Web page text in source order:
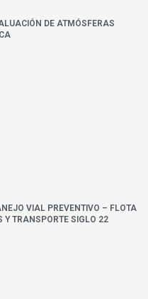
DE ATMÓSFERAS
VIAL PREVENTIVO – FLOTA
Y TRANSPORTE SIGLO 22